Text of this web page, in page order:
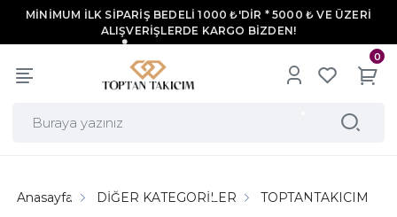
MİNİMUM İLK SİPARİŞ BEDELİ 1000 ₺'DİR * 5000 ₺ VE ÜZERİ
ALIŞVERİŞLERDE KARGO BİZDEN!
0
Anasayfa DİĞER KATEGORİLER TOPTANTAKICIM